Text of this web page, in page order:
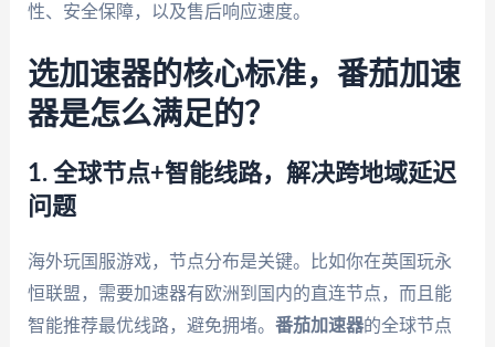
性、安全保障，以及售后响应速度。
选加速器的核心标准，番茄加速
器是怎么满足的？
1. 全球节点+智能线路，解决跨地域延迟
问题
海外玩国服游戏，节点分布是关键。比如你在英国玩永
恒联盟，需要加速器有欧洲到国内的直连节点，而且能
智能推荐最优线路，避免拥堵。 番茄加速器的全球节点